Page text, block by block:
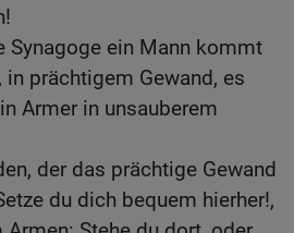
Synagoge ein Mann kommt
prächtigem Gewand, es
Armer in unsauberem
der das prächtige Gewand
du dich bequem hierher!,